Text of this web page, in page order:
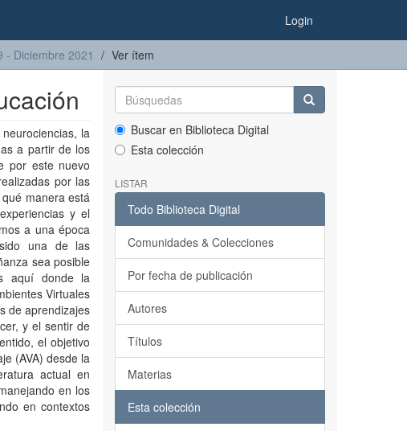
Login
- Diciembre 2021 Ver ítem
la
a partir de los
por este nuevo
por las
manera está
y el
a una época
una de las
sea posible
aquí donde la
Virtuales
de aprendizajes
y el sentir de
el objetivo
(AVA) desde la
actual en
en los
en contextos
Buscar en Biblioteca Digital
Esta colección
LISTAR
Todo Biblioteca Digital
Comunidades & Colecciones
Por fecha de publicación
Autores
Títulos
Materias
Esta colección